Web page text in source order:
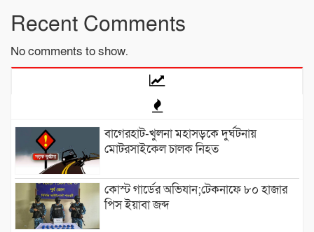
Recent Comments
No comments to show.
বাগেরহাট-খুলনা মহাসড়কে ‌দুর্ঘটনায়
মোটরসাইকেল চালক নিহত
কোস্ট গার্ডের অভিযান;টেকনাফে ৮০ হাজার
পিস ইয়াবা জব্দ